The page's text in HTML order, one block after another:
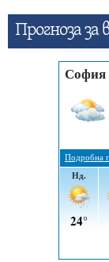
Прогнозa за